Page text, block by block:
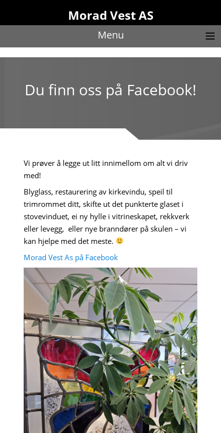
Morad Vest AS
Menu
Du finn oss på Facebook!
Vi prøver å legge ut litt innimellom om alt vi driv
med!
Blyglass, restaurering av kirkevindu, speil til
trimrommet ditt, skifte ut det punkterte glaset i
stovevinduet, ei ny hylle i vitrineskapet, rekkverk
eller levegg, eller nye branndører på skulen – vi
kan hjelpe med det meste.
Morad Vest As på Facebook